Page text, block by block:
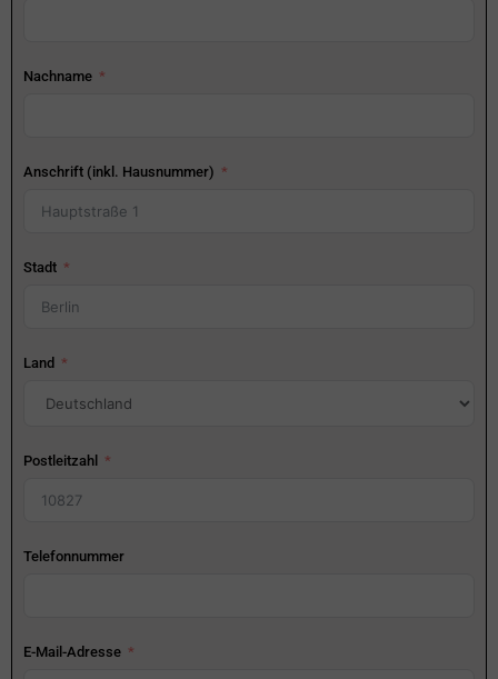
Nachname
Anschrift (inkl. Hausnummer)
Stadt
Land
Postleitzahl
Telefonnummer
E-Mail-Adresse